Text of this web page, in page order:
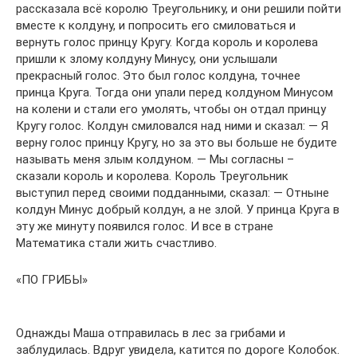
рассказала всё королю Треугольнику, и они решили пойти
вместе к колдуну, и попросить его смиловаться и
вернуть голос принцу Кругу. Когда король и королева
пришли к злому колдуну Минусу, они услышали
прекрасный голос. Это был голос колдуна, точнее
принца Круга. Тогда они упали перед колдуном Минусом
на колени и стали его умолять, чтобы он отдал принцу
Кругу голос. Колдун смиловался над ними и сказал: — Я
верну голос принцу Кругу, но за это вы больше не будите
называть меня злым колдуном. — Мы согласны –
сказали король и королева. Король Треугольник
выступил перед своими подданными, сказал: — Отныне
колдун Минус добрый колдун, а не злой. У принца Круга в
эту же минуту появился голос. И все в стране
Математика стали жить счастливо.
«ПО ГРИБЫ»
Однажды Маша отправилась в лес за грибами и
заблудилась. Вдруг увидела, катится по дороге Колобок.